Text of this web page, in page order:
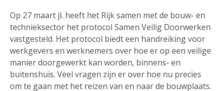
Op 27 maart jl. heeft het Rijk samen met de bouw- en
technieksector het protocol Samen Veilig Doorwerken
vastgesteld. Het protocol biedt een handreiking voor
werkgevers en werknemers over hoe er op een veilige
manier doorgewerkt kan worden, binnens- en
buitenshuis. Veel vragen zijn er over hoe nu precies
om te gaan met het reizen van en naar de bouwplaats.